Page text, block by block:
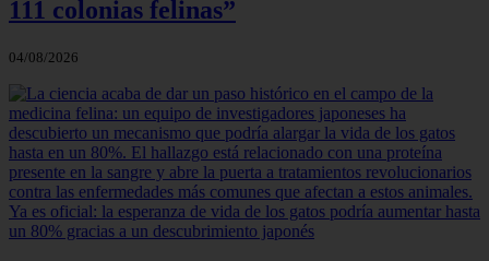
111 colonias felinas”
04/08/2026